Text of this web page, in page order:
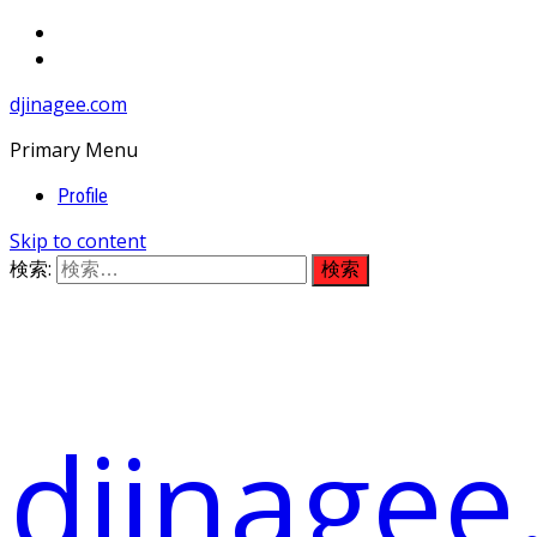
djinagee.com
Primary Menu
Profile
Skip to content
検索: